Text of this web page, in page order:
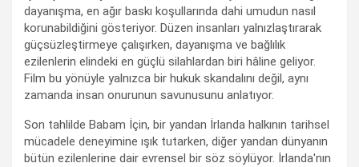
dayanışma, en ağır baskı koşullarında dahi umudun nasıl
korunabildiğini gösteriyor. Düzen insanları yalnızlaştırarak
güçsüzleştirmeye çalışırken, dayanışma ve bağlılık
ezilenlerin elindeki en güçlü silahlardan biri hâline geliyor.
Film bu yönüyle yalnızca bir hukuk skandalını değil, aynı
zamanda insan onurunun savunusunu anlatıyor.
Son tahlilde Babam İçin, bir yandan İrlanda halkının tarihsel
mücadele deneyimine ışık tutarken, diğer yandan dünyanın
bütün ezilenlerine dair evrensel bir söz söylüyor. İrlanda'nın